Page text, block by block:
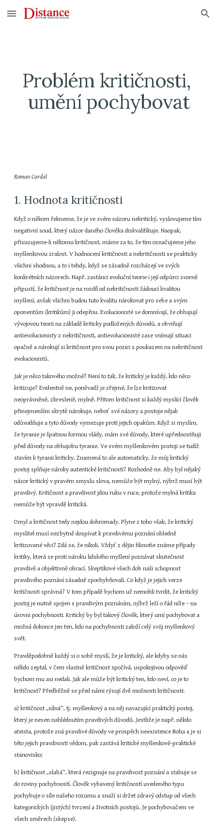
Skip to main content Skip to navigation
Problém kritičnosti,
umění pochybovat
Roman Cardal
1. Hodnota kritičnosti
Když o někom řekneme, že je ve svém názoru nekritický, vyslovujeme tím
negativní soud, který názor daného člověka diskvalifikuje. Naopak,
přisuzujeme-li někomu kritičnost, máme za to, že tím označujeme jeho
myšlenkovou zralost. V hodnocení kritičnosti a nekritičnosti se prakticky
všichni shodnou, a to i tehdy, když se zásadně rozcházejí ve svých
konkrétních názorech. Např. zastánci evoluční teorie i její odpůrci svorně
připustí, že kritičnost je na rozdíl od nekritičnosti žádoucí kvalitou
myšlení, avšak všichni budou tuto kvalitu nárokovat pro sebe a svým
oponentům (kritikům) ji odepřou. Evolucionisté se domnívají, že obhajují
vývojovou teorii na základě kriticky podložených důvodů, a obviňují
antievolucionisty z nekritičnosti, antievolucionisté zase vnímají situaci
opačně a nárokují si kritičnost pro svou pozici s poukazem na nekritičnost
evolucionistů.
Jak je něco takového možné? Není to tak, že kritický je každý, kdo něco
kritizuje? Evidentně ne, poněvadž je zřejmé, že lze kritizovat
neoprávněně, zkresleně, mylně. Přitom kritičnost si každý myslící člověk
přinejmenším skrytě nárokuje, neboť své názory a postoje nějak
odůvodňuje a tyto důvody vymezuje proti jejich opakům. Když si myslím,
že tyranie je špatnou formou vlády, mám své důvody, které upřednostňuji
před důvody na obhajobu tyranie. Ve svém myšlenkovém postoji se tudíž
stavím k tyranii kriticky. Znamená to ale automaticky, že můj kritický
postoj splňuje nároky autentické kritičnosti? Rozhodně ne. Aby byl nějaký
názor kritický v pravém smyslu slova, nemůže být mylný, nýbrž musí být
pravdivý. Kritičnost a pravdivost jdou ruku v ruce, protože mylná kritika
nemůže být vpravdě kritická.
Omyl a kritičnost tedy nejdou dohromady. Plyne z toho však, že kritický
myslitel musí nezbytně dospívat k pravdivému poznání ohledně
kritizované věci? Zdá se, že nikoli. Vždyť z dějin filosofie známe případy
kritiky, která se proti nároku lidského myšlení poznávat skutečnost
pravdivě a objektivně obrací. Skeptikové všech dob naši schopnost
pravdivého poznání zásadně zpochybňovali. Co když je jejich verze
kritičnosti správná? V tom případě bychom už nemohli tvrdit, že kritický
postoj je nutně spojen s pravdivým poznáním, nýbrž leží o řád níže – na
úrovni pochybnosti. Kritický by byl takový člověk, který umí pochybovat a
možná dokonce jen ten, kdo na pochybnosti založí celý svůj myšlenkový
svět.
Pravděpodobně každý si o sobě myslí, že je kritický, ale kdyby se nás
někdo zeptal, v čem vlastně kritičnost spočívá, uspokojivou odpověď
bychom mu asi nedali. Jak ale může být kritický ten, kdo neví, co je to
kritičnost? Předběžně se před námi rýsují dvě možnosti kritičnosti:
a) kritičnost „silná“, tj. myšlenkový a na něj navazující praktický postoj,
který je nesen nahlédnutím pravdivých důvodů. Jestliže je např. někdo
ateista, protože zná pravdivé důvody ve prospěch neexistence Boha a je si
této jejich pravdivosti vědom, pak zastává kritické myšlenkově-praktické
stanovisko;
b) kritičnost „slabá“, která rezignuje na pravdivost poznání a stahuje se
do roviny pochybností. Člověk vybavený kritičností uvedeného typu
pochybuje o síle našeho rozumu a snaží si držet zdravý odstup od všech
kategorických (jistých) tvrzení a životních postojů. Je pochybovačem ve
všech směrech (skepse).